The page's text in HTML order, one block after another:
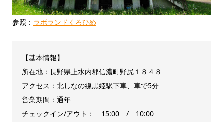
参照： ラボランドくろひめ
【基本情報】
所在地：長野県上水内郡信濃町野尻１８４８
アクセス：北しなの線黒姫駅下車、車で5分
営業期間：通年
チェックイン/アウト： 15:00 / 10:00